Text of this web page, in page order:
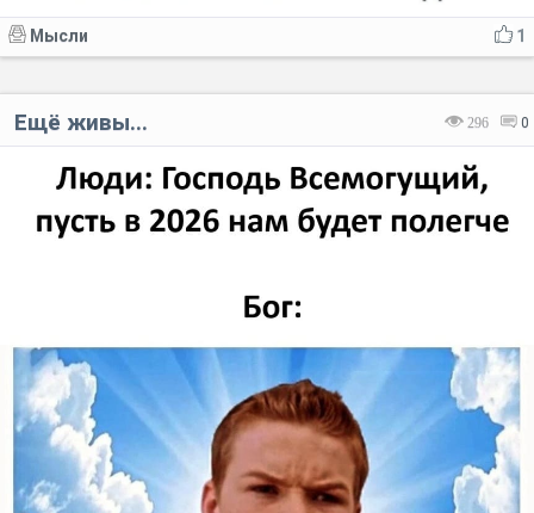
1
Мысли
296 0
Ещё живы...